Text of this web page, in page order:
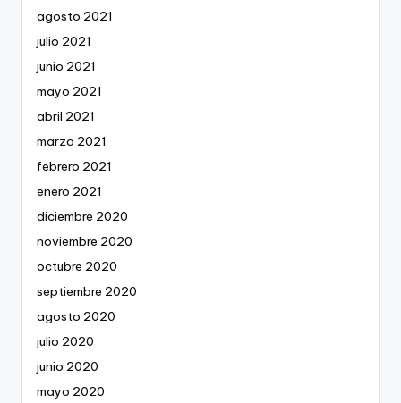
agosto 2021
julio 2021
junio 2021
mayo 2021
abril 2021
marzo 2021
febrero 2021
enero 2021
diciembre 2020
noviembre 2020
octubre 2020
septiembre 2020
agosto 2020
julio 2020
junio 2020
mayo 2020